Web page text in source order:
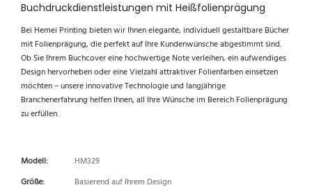
Buchdruckdienstleistungen mit Heißfolienprägung
Bei Hemei Printing bieten wir Ihnen elegante, individuell gestaltbare Bücher
mit Folienprägung, die perfekt auf Ihre Kundenwünsche abgestimmt sind.
Ob Sie Ihrem Buchcover eine hochwertige Note verleihen, ein aufwendiges
Design hervorheben oder eine Vielzahl attraktiver Folienfarben einsetzen
möchten – unsere innovative Technologie und langjährige
Branchenerfahrung helfen Ihnen, all Ihre Wünsche im Bereich Folienprägung
zu erfüllen.
Modell:
HM329
Größe:
Basierend auf Ihrem Design